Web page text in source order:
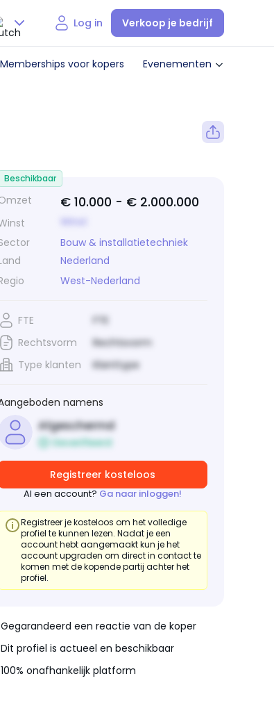
Nederlands
Log in Verkoop je bedrijf
Memberships voor kopers Evenementen
€ 10.000 - € 2.000.000
Bouw & installatietechniek
Nederland
West-Nederland
Beschikbaar
FTE
FTE
Rechtsvorm
Rechtsvorm
Type klanten
Klanttype
namens
Afgeschermd
Geverifieerd
Registreer kosteloos
Al een account? Ga naar inloggen!
Registreer je kosteloos om het volledige
profiel te kunnen lezen. Nadat je een
account hebt aangemaakt kun je het
account upgraden om direct in contact te
komen met de kopende partij achter het
profiel.
Gegarandeerd een reactie van de koper
Dit profiel is actueel en beschikbaar
100% onafhankelijk platform